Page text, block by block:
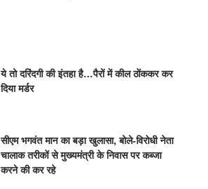
ये तो दरिंदगी की इंतहा है…पैरों में कील ठोंककर कर
दिया मर्डर
सीएम भगवंत मान का बड़ा खुलासा, बोले-विरोधी नेता
चालाक तरीकों से मुख्यमंत्री के निवास पर कब्जा
करने की कर रहे